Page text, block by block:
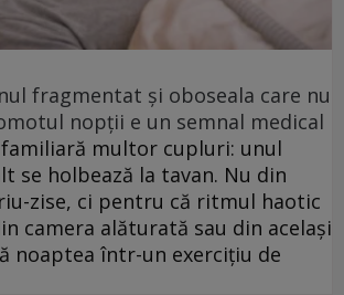
fragmentat și oboseala care nu
nopții e un semnal medical
familiară multor cupluri: unul
se holbează la tavan. Nu din
zise, ci pentru că ritmul haotic
camera alăturată sau din același
noaptea într-un exercițiu de